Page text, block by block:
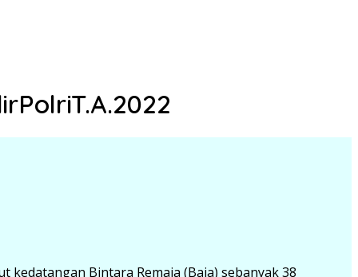
Bintara Remaja (Baja) sebanyak 38